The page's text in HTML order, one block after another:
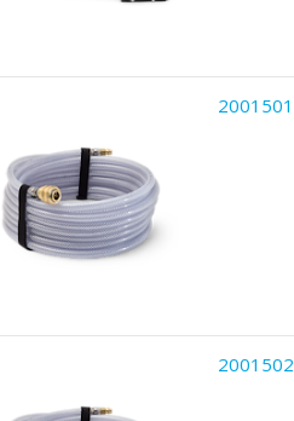
2001501
2001502